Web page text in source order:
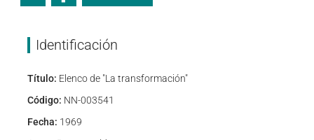
Identificación
Título: Elenco de "La transformación"
Código: NN-003541
Fecha: 1969